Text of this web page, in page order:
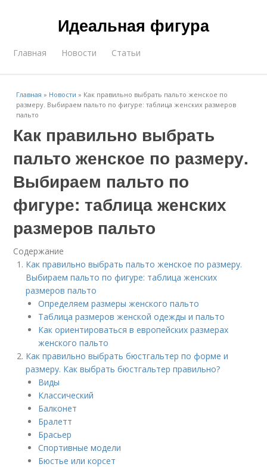
Идеальная фигура
Главная Новости Статьи
Главная » Новости » Как правильно выбрать пальто женское по
размеру. Выбираем пальто по фигуре: таблица женских размеров
пальто
Как правильно выбрать
пальто женское по размеру.
Выбираем пальто по
фигуре: таблица женских
размеров пальто
Содержание
Как правильно выбрать пальто женское по размеру.
Выбираем пальто по фигуре: таблица женских
размеров пальто
Определяем размеры женского пальто
Таблица размеров женской одежды и пальто
Как ориентироваться в европейских размерах
женского пальто
Как правильно выбрать бюстгальтер по форме и
размеру. Как выбрать бюстгальтер правильно?
Виды
Классический
Балконет
Бралетт
Брасьер
Спортивные модели
Бюстье или корсет